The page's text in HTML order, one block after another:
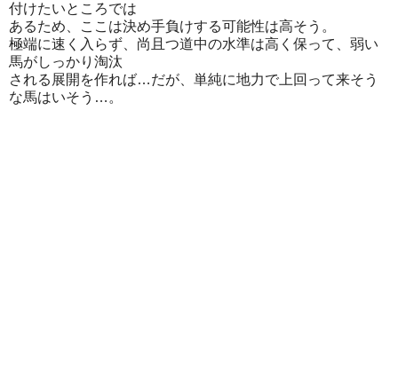
付けたいところでは
あるため、ここは決め手負けする可能性は高そう。
極端に速く入らず、尚且つ道中の水準は高く保って、弱い
馬がしっかり淘汰
される展開を作れば…だが、単純に地力で上回って来そう
な馬はいそう…。